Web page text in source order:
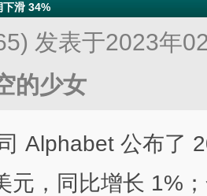
滑 34%
发表于2023年
的少女
Alphabet 公布了
元，同比增长 1%